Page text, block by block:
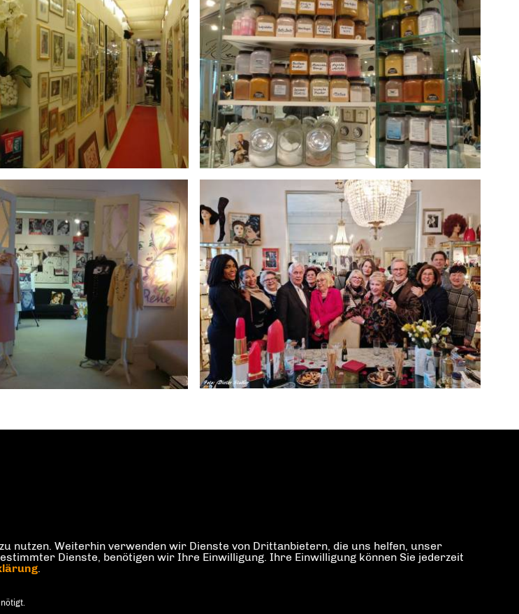
nutzen. Weiterhin verwenden wir Dienste von Drittanbietern, die uns helfen, unser
Dienste, benötigen wir Ihre Einwilligung. Ihre Einwilligung können Sie jederzeit
.